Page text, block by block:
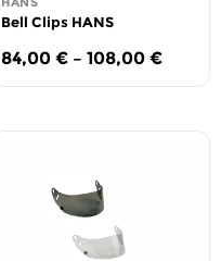
Bell Clips HANS
84,00 € – 108,00 €